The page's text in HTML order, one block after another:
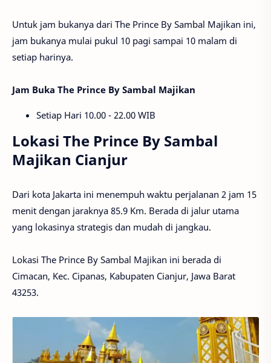
Untuk jam bukanya dari The Prince By Sambal Majikan ini,
jam bukanya mulai pukul 10 pagi sampai 10 malam di
setiap harinya.
Jam Buka The Prince By Sambal Majikan
Setiap Hari 10.00 - 22.00 WIB
Lokasi The Prince By Sambal
Majikan Cianjur
Dari kota Jakarta ini menempuh waktu perjalanan 2 jam 15
menit dengan jaraknya 85.9 Km. Berada di jalur utama
yang lokasinya strategis dan mudah di jangkau.
Lokasi The Prince By Sambal Majikan ini berada di
Cimacan, Kec. Cipanas, Kabupaten Cianjur, Jawa Barat
43253.